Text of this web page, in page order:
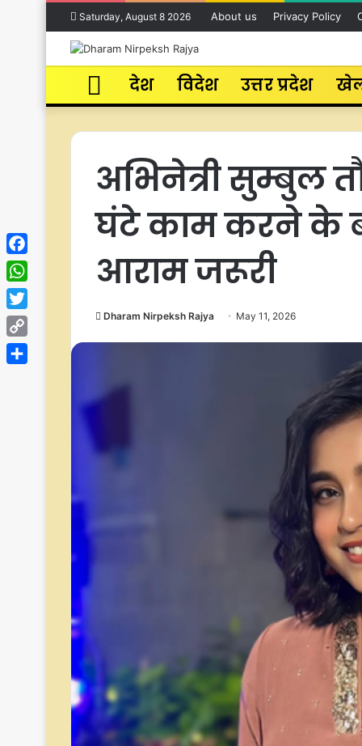
Saturday, August 8 2026 About us Privacy Policy
Home
देश विदेश उत्तर प्रदेश
अभिनेत्री सुम्बुल
घंटे काम करने के
आराम जरूरी
Dharam Nirpeksh Rajya May 11, 2026
Facebook
WhatsApp
Twitter
Copy
Link